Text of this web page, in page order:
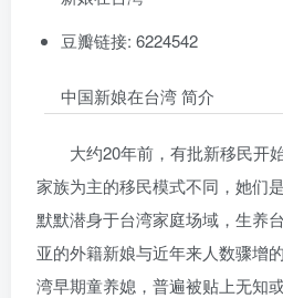
豆瓣链接: 6224542
中国新娘在台湾 简介
大约20年前，有批新移民开
家族为主的移民模式不同，她们
默默潜身于台湾家庭场域，生养
亚的外籍新娘与近年来人数骤增
湾早期童养媳，普遍被贴上无知